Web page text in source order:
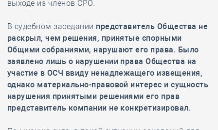
выходе из членов СРО.
В судебном заседании представитель Общества не
раскрыл, чем решения, принятые спорными
Общими собраниями, нарушают его права. Было
заявлено лишь о нарушении права Общества на
участие в ОСЧ ввиду ненадлежащего извещения,
однако материально-правовой интерес и сущность
нарушения принятыми решениями его прав
представитель компании не конкретизировал.